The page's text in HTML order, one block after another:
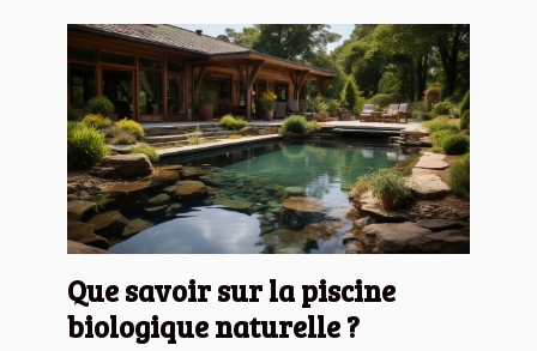
Que savoir sur la piscine
biologique naturelle ?